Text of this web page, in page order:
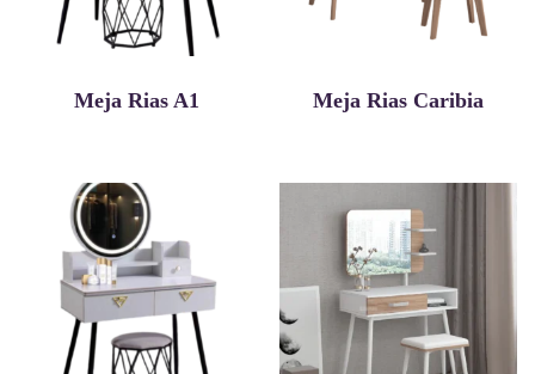
Meja Rias A1 Meja Rias Caribia